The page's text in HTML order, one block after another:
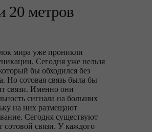
20 метров
мира уже проникли
Сегодня уже нельзя
бы обходился без
Но сотовая связь была бы
связи. Именно они
сигнала на больших
на них размещают
Сегодня существуют
сотовой связи. У каждого